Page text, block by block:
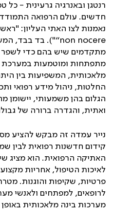
רנטגן ובאנרגיה גרעינית - כל
חדשים. עולם הרפואה
נאמנות לצו האתי העליון:
non nocere”
"). בד בבד,
מתקדמים שיש בהם כדי לשפר
מתפתחות ומוטמעות במערכת
מלאכותית, המשפיעות בין
החלטות, ניהול מידע רפואי
הגלום בהן משמעותי, יישומן
ואתית, והגדרה ברורה של
נייר עמדה זה מבקש להציע
קידום חדשנות רפואית לבין
האתיקה הרפואית. הוא מציג
לאיכות הטיפול, אחריות
פרטיות, שקיפות והוגנות.
לרופאים, למפתחים ולאנשי
מערכות בינה מלאכותית